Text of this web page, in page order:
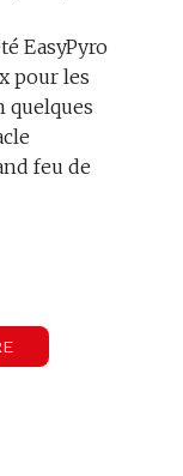
EasyPyro
pour les
quelques
feu de